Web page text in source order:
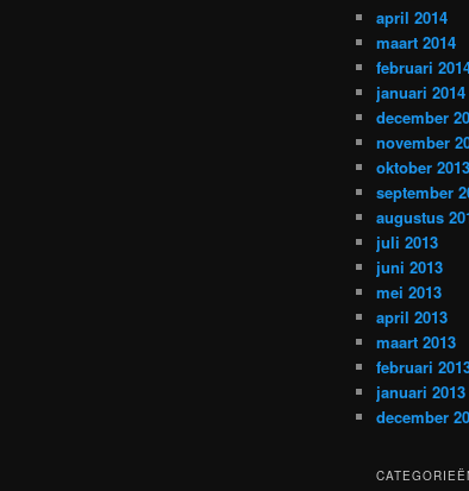
april 2014
maart 2014
februari
januari 2014
december
november
oktober 2013
september
augustus
juli 2013
juni 2013
mei 2013
april 2013
maart 2013
februari
januari 2013
december